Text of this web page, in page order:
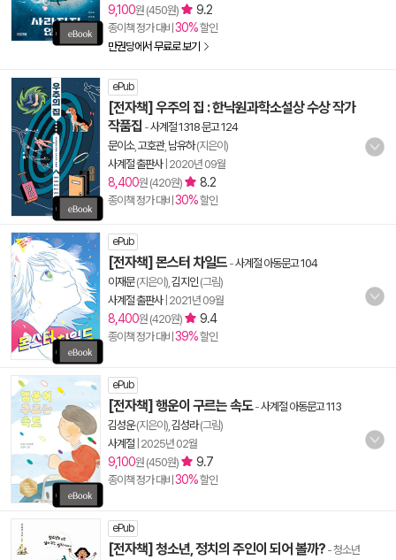
9,100원 (450원) 9.2
종이책 정가 대비 30%할인
만권당에서 무료로 보기
ePub
[전자책] 우주의 집 : 한낙원과학소설상 수상 작가
작품집 -사계절 1318 문고 124
문이소, 고호관, 남유하(지은이)
사계절 출판사| 2020년 09월
8,400원 (420원) 8.2
종이책 정가 대비 30%할인
ePub
[전자책] 몬스터 차일드 -사계절 아동문고 104
이재문(지은이), 김지인 (그림)
사계절 출판사| 2021년 09월
8,400원 (420원) 9.4
종이책 정가 대비 39%할인
ePub
[전자책] 행운이 구르는 속도-사계절 아동문고 113
김성운(지은이), 김성라(그림)
사계절 2025년 02월
9,100원 (450원) 9.7
종이책 정가 대비 30%할인
ePub
[전자책] 청소년, 정치의 주인이 되어 볼까? - 청소년